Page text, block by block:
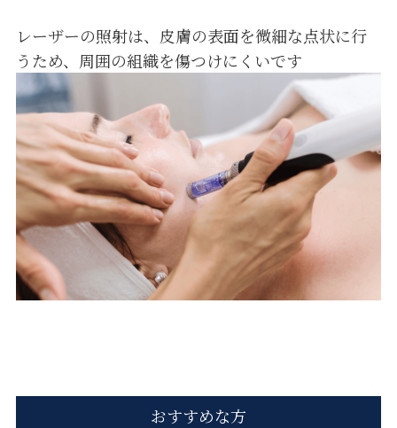
レーザーの照射は、皮膚の表面を微細な点状に行
うため、周囲の組織を傷つけにくいです
おすすめな方